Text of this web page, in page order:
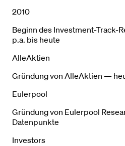
2010
Beginn des Investment-Track-
p.a. bis heute
AlleAktien
Gründung von AlleAktien —
Eulerpool
Gründung von Eulerpool
Datenpunkte
Investors